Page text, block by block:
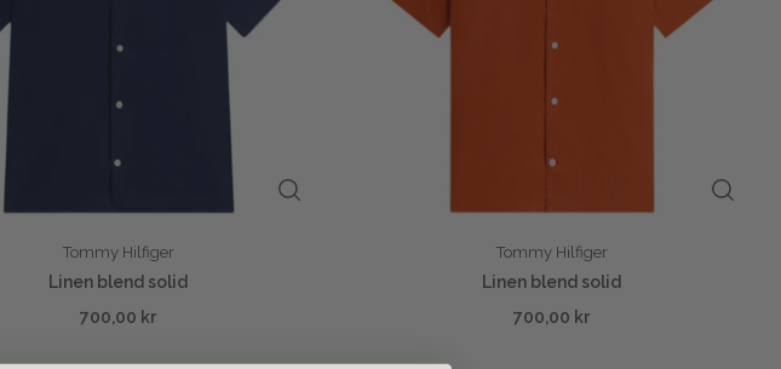
Tommy Hilfiger
Linen blend solid
700,00 kr
Tommy Hilfiger
Linen blend solid
700,00 kr